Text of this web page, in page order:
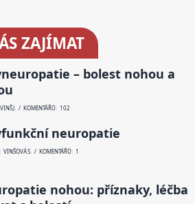
ZAJÍMAT
– bolest nohou a
J. / KOMENTÁŘŮ: 102
neuropatie
VINŠOVÁ S. / KOMENTÁŘŮ: 1
nohou: příznaky, léčba